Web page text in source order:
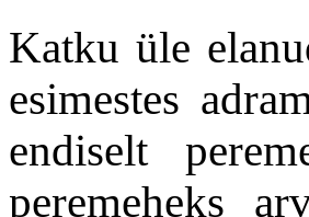
Katku üle
esimestes
endiselt
peremeheks